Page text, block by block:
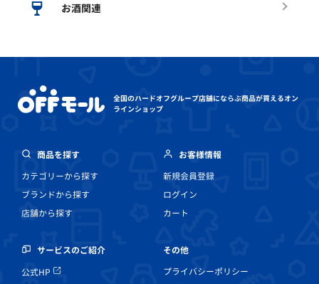
お酒関連
全国のハードオフグループ店舗にならぶ商品が買えるオン
ラインショップ
商品を探す
カテゴリーから探す
ブランドから探す
店舗から探す
お客様情報
新規会員登録
ログイン
カート
サービスのご紹介
公式HP
その他
プライバシーポリシー